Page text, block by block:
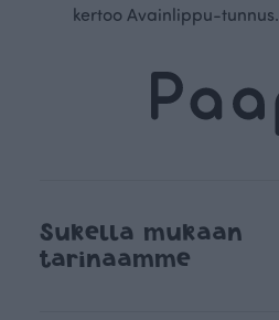
kertoo Avainlippu-tunnus.
Sukella mukaan
tarinaamme